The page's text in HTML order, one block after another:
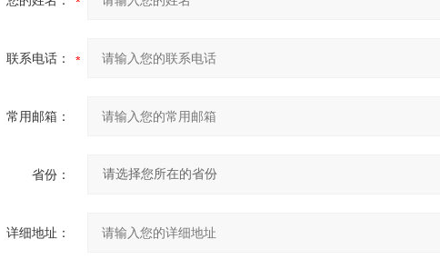
联系电话：
常用邮箱：
省份：
详细地址：